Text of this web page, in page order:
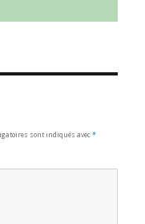
sont indiqués avec*